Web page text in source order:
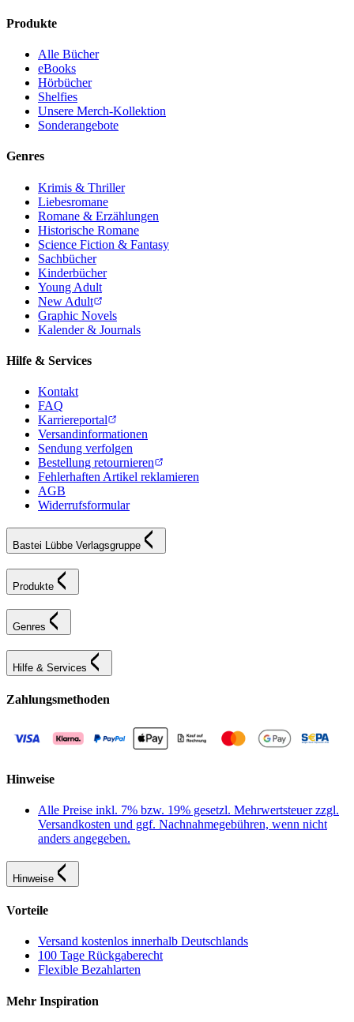
Produkte
Alle Bücher
eBooks
Hörbücher
Shelfies
Unsere Merch-Kollektion
Sonderangebote
Genres
Krimis & Thriller
Liebesromane
Romane & Erzählungen
Historische Romane
Science Fiction & Fantasy
Sachbücher
Kinderbücher
Young Adult
New Adult
Graphic Novels
Kalender & Journals
Hilfe & Services
Kontakt
FAQ
Karriereportal
Versandinformationen
Sendung verfolgen
Bestellung retournieren
Fehlerhaften Artikel reklamieren
AGB
Widerrufsformular
Bastei Lübbe Verlagsgruppe
Produkte
Genres
Hilfe & Services
Zahlungsmethoden
Hinweise
Alle Preise inkl. 7% bzw. 19% gesetzl. Mehrwertsteuer zzgl.
Versandkosten und ggf. Nachnahmegebühren, wenn nicht
anders angegeben.
Hinweise
Vorteile
Versand kostenlos innerhalb Deutschlands
100 Tage Rückgaberecht
Flexible Bezahlarten
Mehr Inspiration